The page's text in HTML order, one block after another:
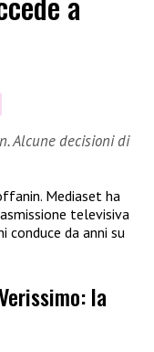
Alcune decisioni di
Mediaset ha
televisiva
conduce da anni su
la